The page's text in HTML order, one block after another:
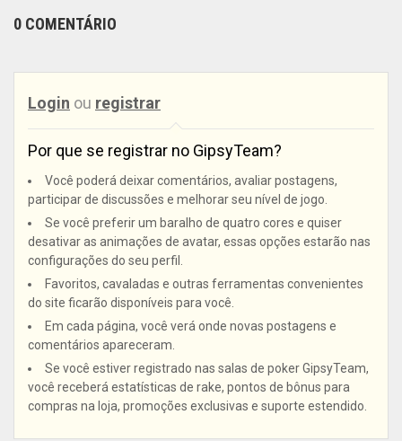
0 COMENTÁRIO
Login ou registrar
Por que se registrar no GipsyTeam?
Você poderá deixar comentários, avaliar postagens,
participar de discussões e melhorar seu nível de jogo.
Se você preferir um baralho de quatro cores e quiser
desativar as animações de avatar, essas opções estarão nas
configurações do seu perfil.
Favoritos, cavaladas e outras ferramentas convenientes
do site ficarão disponíveis para você.
Em cada página, você verá onde novas postagens e
comentários apareceram.
Se você estiver registrado nas salas de poker GipsyTeam,
você receberá estatísticas de rake, pontos de bônus para
compras na loja, promoções exclusivas e suporte estendido.